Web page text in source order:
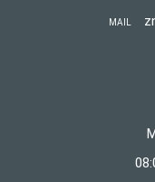
MAIL